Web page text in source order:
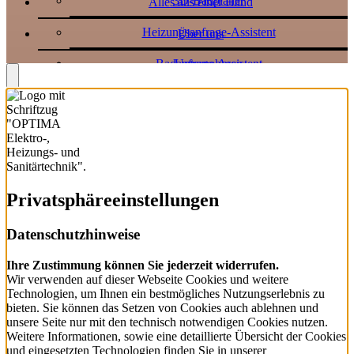
Heizungsanfrage-Assistent
Badanfrage-Assistent
Über uns
Unternehmen
Virtuelle Ausstellung
Privatsphäre­einstellungen
Datenschutzhinweise
Ihre Zustimmung können Sie jederzeit widerrufen.
Wir verwenden auf dieser Webseite Cookies und weitere
Technologien, um Ihnen ein bestmögliches Nutzungserlebnis zu
bieten. Sie können das Setzen von Cookies auch ablehnen und
unsere Seite nur mit den technisch notwendigen Cookies nutzen.
Weitere Informationen, sowie eine detaillierte Übersicht der Cookies
und eingesetzten Technologien finden Sie in unserer